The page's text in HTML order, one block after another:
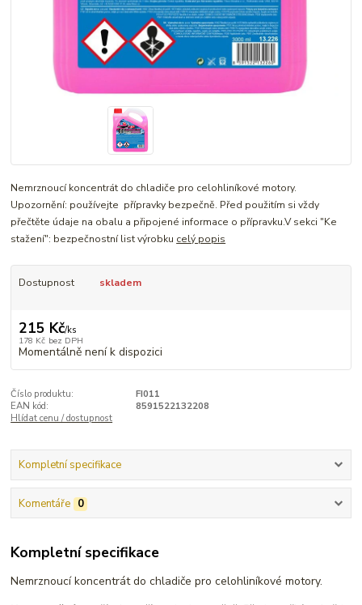
Nemrznoucí koncentrát do chladiče pro celohliníkové motory.
Upozornění: používejte přípravky bezpečně. Před použitím si vždy
přečtěte údaje na obalu a připojené informace o přípravku.V sekci "Ke
stažení": bezpečnostní list výrobku celý popis
Dostupnost skladem
215 Kč/ks
178 Kč bez DPH
Momentálně není k dispozici
Číslo produktu:
FI011
EAN kód:
8591522132208
Hlídat cenu / dostupnost
Kompletní specifikace
Komentáře 0
Kompletní specifikace
Nemrznoucí koncentrát do chladiče pro celohliníkové motory.